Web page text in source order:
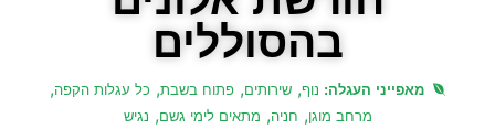
בהסוללים
מאפייני העגלה: נוף, שירותים, פתוח בשבת, כל עגלות הקפה,
מרחב מוגן, חניה, מתאים לימי גשם, נגיש